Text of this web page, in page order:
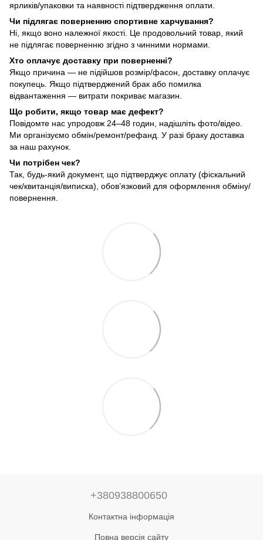
ярликів/упаковки та наявності підтвердження оплати.
Чи підлягає поверненню спортивне харчування?
Ні, якщо воно належної якості. Це продовольчий товар, який
не підлягає поверненню згідно з чинними нормами.
Хто оплачує доставку при поверненні?
Якщо причина — не підійшов розмір/фасон, доставку оплачує
покупець. Якщо підтверджений брак або помилка
відвантаження — витрати покриває магазин.
Що робити, якщо товар має дефект?
Повідомте нас упродовж 24–48 годин, надішліть фото/відео.
Ми організуємо обмін/ремонт/рефанд. У разі браку доставка
за наш рахунок.
Чи потрібен чек?
Так, будь-який документ, що підтверджує оплату (фіскальний
чек/квитанція/виписка), обов’язковий для оформлення обміну/
повернення.
+380938800650
Контактна інформація
Повна версія сайту